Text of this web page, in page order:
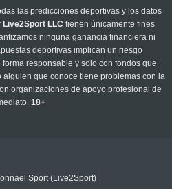
las predicciones deportivas y los datos
Live2Sport LLC tienen únicamente fines
ninguna ganancia financiera ni
deportivas implican un riesgo
responsable y solo con fondos que
alguien que conoce tiene problemas con la
organizaciones de apoyo profesional de
18+
Sport (Live2Sport)